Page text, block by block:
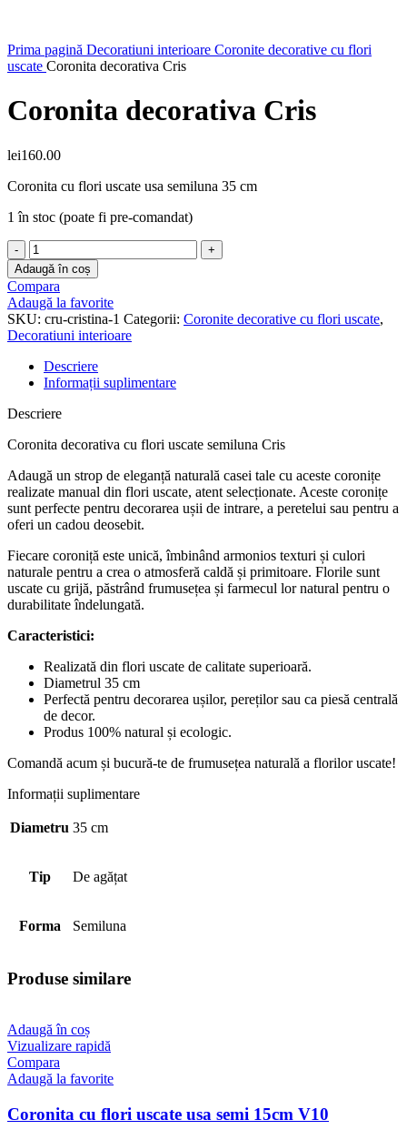
Prima pagină Decoratiuni interioare Coronite decorative cu flori
uscate Coronita decorativa Cris
Coronita decorativa Cris
lei160.00
Coronita cu flori uscate usa semiluna 35 cm
1 în stoc (poate fi pre-comandat)
Cantitate
Coronita
decorativa
Cris
Adaugă în coș
Compara
Adaugă la favorite
SKU: cru-cristina-1 Categorii: Coronite decorative cu flori uscate,
Decoratiuni interioare
Descriere
Informații suplimentare
Descriere
Coronita decorativa cu flori uscate semiluna Cris
Adaugă un strop de eleganță naturală casei tale cu aceste coronițe
realizate manual din flori uscate, atent selecționate. Aceste coronițe
sunt perfecte pentru decorarea ușii de intrare, a peretelui sau pentru a
oferi un cadou deosebit.
Fiecare coroniță este unică, îmbinând armonios texturi și culori
naturale pentru a crea o atmosferă caldă și primitoare. Florile sunt
uscate cu grijă, păstrând frumusețea și farmecul lor natural pentru o
durabilitate îndelungată.
Caracteristici:
Realizată din flori uscate de calitate superioară.
Diametrul 35 cm
Perfectă pentru decorarea ușilor, pereților sau ca piesă centrală
de decor.
Produs 100% natural și ecologic.
Comandă acum și bucură-te de frumusețea naturală a florilor uscate!
Informații suplimentare
Diametru 35 cm
Tip De agățat
Forma Semiluna
Produse similare
Adaugă în coș
Vizualizare rapidă
Compara
Adaugă la favorite
Coronita cu flori uscate usa semi 15cm V10